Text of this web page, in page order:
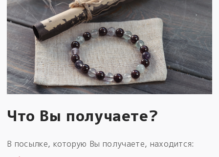
Что Вы получаете?
В посылке, которую Вы получаете, находится: